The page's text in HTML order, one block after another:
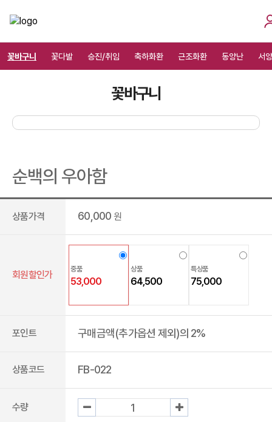
꽃바구니 꽃다발 승진/취임 축하화환 근조화환 동양난 서
꽃바구니
순백의 우아함
상품가격 60,000 원
회원할인가
중품
53,000
상품
64,500
특상품
75,000
포인트 구매금액(추가옵션 제외)의 2%
상품코드 FB-022
수량